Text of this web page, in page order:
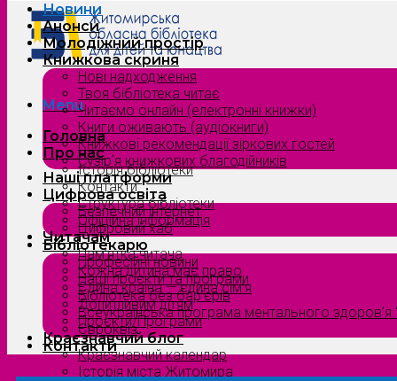
Menu
Головна
Про нас
Історія бібліотеки
Контакти
Структура бібліотеки
Офіційна інформація
Читачам
Пам’ятка читача
Кожна дитина має право
Єдина країна — єдина сім’я
Допитливим дітям
Проєкти/Програми
Краєзнавчий блог
Краєзнавчий календар
Історія міста Житомира
Новини
Анонси
Молодіжний простір
Книжкова скриня
Нові надходження
Твоя бібліотека читає
Читаємо онлайн (електронні книжки)
Книги оживають (аудіокниги)
Книжкові рекомендації зіркових гостей
Сузірʼя книжкових благодійників
Наші платформи
Цифрова освіта
Безпечний інтернет
Цифровий хаб
Бібліотекарю
Професійні новини
Наші проєкти та програми
Бібліотека без бар’єрів
Всеукраїнська програма ментального здоров’я
Євроквіз
Контакти